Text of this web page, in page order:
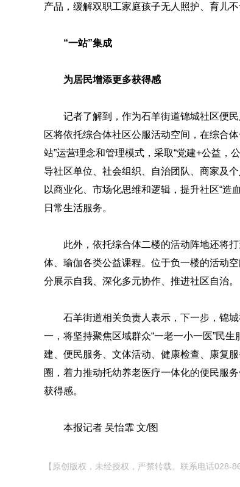
产品，缓解双职工家庭孩子无人照护、育儿不
“一站”集成
为居民增添更多获得感
记者了解到，作为石羊街道锦城社区便
区将依托综合体社区公服活动空间，在综合
站”运营理念和管理模式，采取“党建+公益，
导社区单位、社会组织、自治团队、商家及
以商业化、市场化思维和逻辑，提升社区“造
日常生活服务。
此外，依托综合体二楼的活动阵地还将
体、瑜伽各类公益课程。位于负一楼的活动
分展示自我、深化多元协作、推进社区自治。
石羊街道相关负责人表示，下一步，锦
一，将坚持聚焦区域群众“一老一小一医”民
建、便民服务、文体活动、健康检查、康复
圈，着力推动托幼养老医疗一体化的便民服
获得感。
本报记者 吴怡霏 文/图
【原创版权，未经授权，严禁转载。联系电话028-